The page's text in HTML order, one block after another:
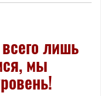
лишь
мы